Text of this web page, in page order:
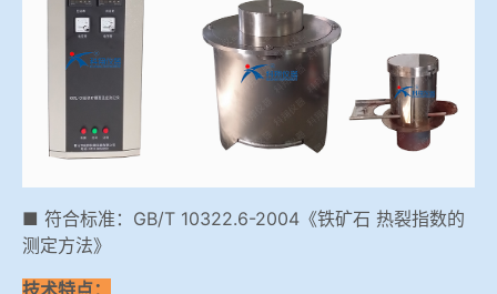
冶金渣、保护渣等高温物性检测设备
工业分析、测硫仪等
标准下载
企业荣誉
■ 符合标准：GB/T 10322.6-2004《铁矿石 热裂指数的
测定方法》